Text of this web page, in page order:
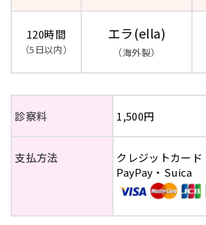
120時間
（5日以内）
エラ(ella)
（海外製）
診察料 1,500円
支払方法
クレジットカード
PayPay・Suica